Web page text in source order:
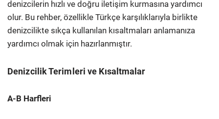
denizcilerin hızlı ve doğru iletişim kurmasına yardımcı
olur. Bu rehber, özellikle Türkçe karşılıklarıyla birlikte
denizcilikte sıkça kullanılan kısaltmaları anlamanıza
yardımcı olmak için hazırlanmıştır.
Denizcilik Terimleri ve Kısaltmalar
A-B Harfleri